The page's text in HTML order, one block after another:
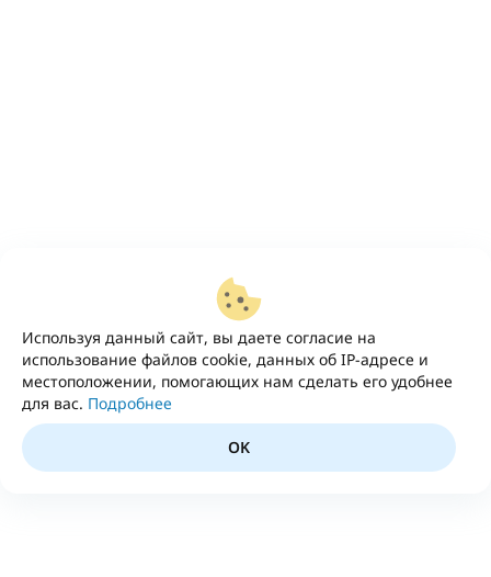
Используя данный сайт, вы даете согласие на
использование файлов cookie, данных об IP-адресе и
местоположении, помогающих нам сделать его удобнее
для вас. Подробнее
OK